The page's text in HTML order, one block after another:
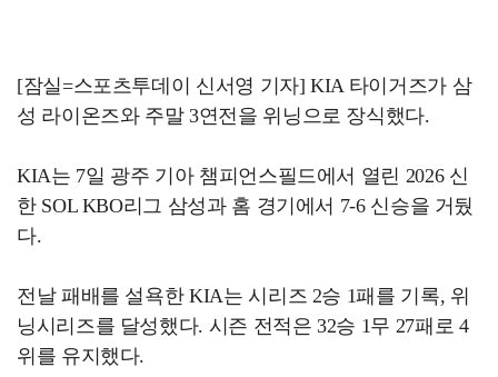
[잠실=스포츠투데이 신서영 기자] KIA 타이거즈가 삼
성 라이온즈와 주말 3연전을 위닝으로 장식했다.
KIA는 7일 광주 기아 챔피언스필드에서 열린 2026 신
한 SOL KBO리그 삼성과 홈 경기에서 7-6 신승을 거뒀
다.
전날 패배를 설욕한 KIA는 시리즈 2승 1패를 기록, 위
닝시리즈를 달성했다. 시즌 전적은 32승 1무 27패로 4
위를 유지했다.